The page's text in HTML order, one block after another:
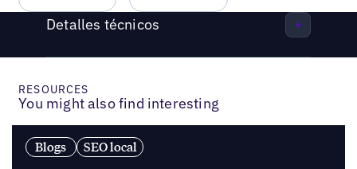
Detalles técnicos
RESOURCES
You might also find interesting
Blogs SEO local